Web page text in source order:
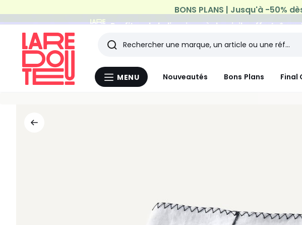
Profitez de la livraison à domicile offerte*sur
Menu
MENU Nouveautés Bons Plans Final
Rechercher
Les
derniers